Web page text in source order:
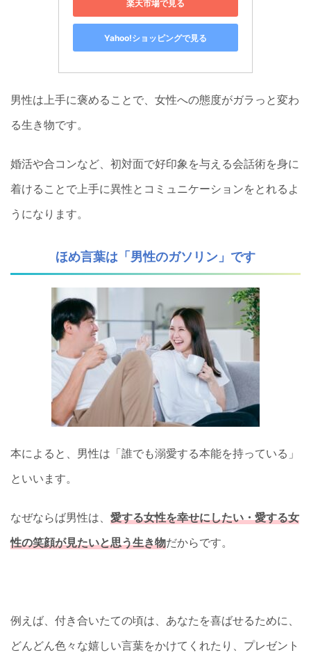
楽天市場で見る
Yahoo!ショッピングで見る
男性は上手に褒めることで、女性への態度がガラっと変わ
る生き物です。
婚活や合コンなど、初対面で好印象を与える会話術を身に
着けることで上手に異性とコミュニケーションをとれるよ
うになります。
ほめ言葉は「男性のガソリン」です
本によると、男性は「誰でも溺愛する本能を持っている」
といいます。
なぜならば男性は、 愛する女性を幸せにしたい・愛する女
性の笑顔が見たいと思う生き物だからです。
例えば、付き合いたての頃は、あなたを喜ばせるために、
どんどん色々な嬉しい言葉をかけてくれたり、プレゼント